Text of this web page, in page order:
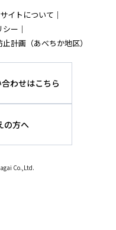
イトについて
シー
止計画（あべちか地区）
わせはこちら
の方へ
Co.,Ltd.